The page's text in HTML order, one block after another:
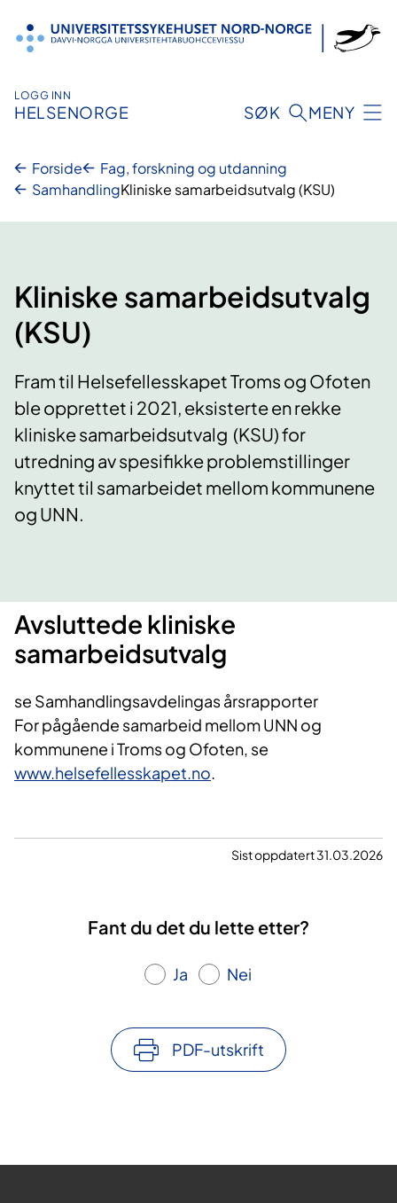
innhold
LOGG INN
HELSENORGE SØK MENY
Forside
Fag, forskning og utdanning
SamhandlingKliniske samarbeidsutvalg (KSU)
Kliniske samarbeidsutvalg
(KSU)
Fram til Helsefellesskapet Troms og Ofoten
ble opprettet i 2021, eksisterte en rekke
kliniske samarbeidsutvalg (KSU) for
utredning av spesifikke problemstillinger
knyttet til samarbeidet mellom kommunene
og UNN.
Avsluttede kliniske
samarbeidsutvalg
se Samhandlingsavdelingas årsrapporter
For pågående samarbeid mellom UNN og
kommunene i Troms og Ofoten, se
www.helsefellesskapet.no.
Sist oppdatert 31.03.2026
Fant du det du lette etter?
Ja Nei
PDF-utskrift